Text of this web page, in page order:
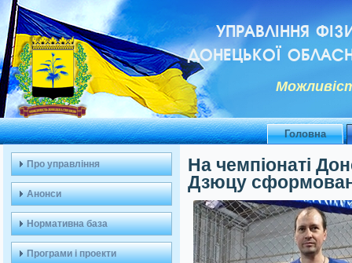
УПРАВЛІННЯ
ДОНЕЦЬКОЇ
Головна
Про управління
Анонси
Нормативна база
Програми і проекти
На чемпіонаті
Дзюцу